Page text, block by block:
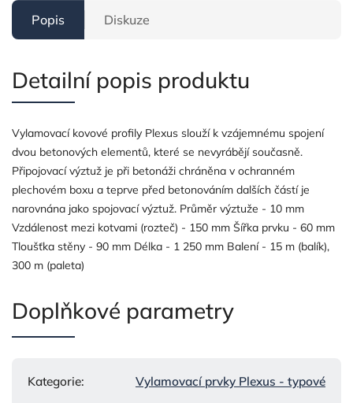
Popis Diskuze
Detailní popis produktu
Vylamovací kovové profily Plexus slouží k vzájemnému spojení
dvou betonových elementů, které se nevyrábějí současně.
Připojovací výztuž je při betonáži chráněna v ochranném
plechovém boxu a teprve před betonováním dalších částí je
narovnána jako spojovací výztuž. Průměr výztuže - 10 mm
Vzdálenost mezi kotvami (rozteč) - 150 mm Šířka prvku - 60 mm
Tloušťka stěny - 90 mm Délka - 1 250 mm Balení - 15 m (balík),
300 m (paleta)
Doplňkové parametry
Kategorie: Vylamovací prvky Plexus - typové